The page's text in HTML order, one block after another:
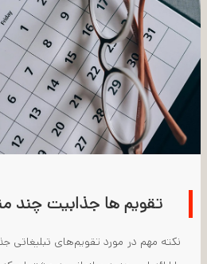
تقویم ها جذابیت چند
نکته مهم در مورد تقویم‌های تبلیغاتی